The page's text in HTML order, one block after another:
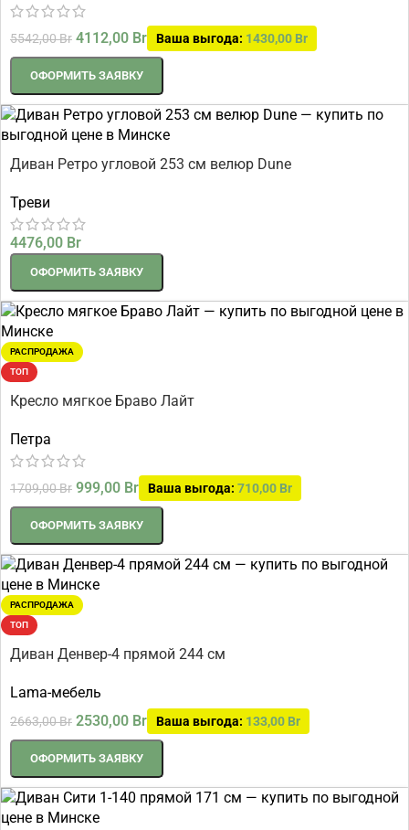
5542,00Br 4112,00 Br Ваша выгода: 1430,00 Br
ОФОРМИТЬ ЗАЯВКУ
Диван Ретро угловой 253 см велюр Dune
Треви
4476,00 Br
ОФОРМИТЬ ЗАЯВКУ
РАСПРОДАЖА
ТОП
Кресло мягкое Браво Лайт
Петра
1709,00Br 999,00 Br Ваша выгода: 710,00 Br
ОФОРМИТЬ ЗАЯВКУ
РАСПРОДАЖА
ТОП
Диван Денвер-4 прямой 244 см
Lama-мебель
2663,00Br 2530,00 Br Ваша выгода: 133,00 Br
ОФОРМИТЬ ЗАЯВКУ